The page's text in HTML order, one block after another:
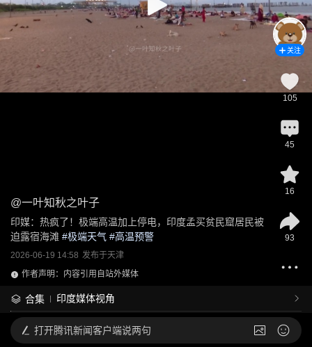
@一叶知秋之叶子
印媒：热疯了！极端高温加上停电，印度孟买贫民窟居民被
迫露宿海滩 #极端天气 #高温预警
2026-06-19 14:58 发布于天津
作者声明：内容引用自站外媒体
合集 印度媒体视角
关注
105
45
16
93
打开腾讯新闻客户端说两句